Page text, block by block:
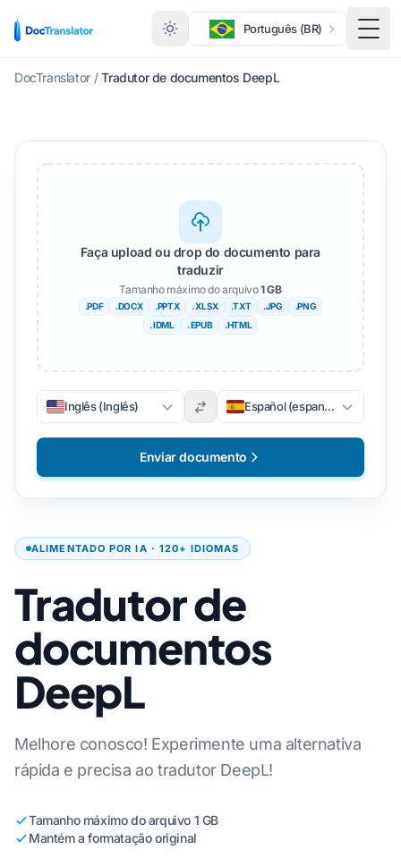
Português (BR)
DocTranslator / Tradutor de documentos DeepL
ALIMENTADO POR IA · 120+ IDIOMAS
Tradutor de
documentos
DeepL
Melhore conosco! Experimente uma alternativa
rápida e precisa ao tradutor DeepL!
Tamanho máximo do arquivo 1 GB
Mantém a formatação original
Faça upload ou drop do documento para
traduzir
Tamanho máximo do arquivo1 GB
.PDF .DOCX .PPTX . XLSX .TXT .JPG
.PNG
. IDML
. EPUB .HTML
Inglês (Inglês) Español (espanhol)
Enviar documento